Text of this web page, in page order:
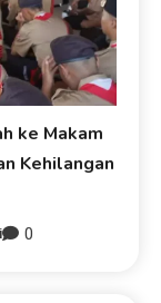
ke Makam
Kehilangan
0